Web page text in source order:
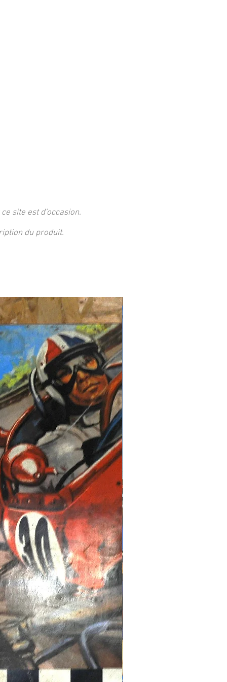
site est d'occasion.
du produit.